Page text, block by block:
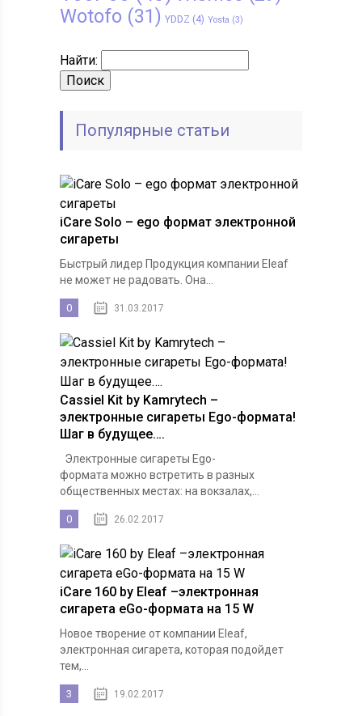
Wotofo (31) YDDZ (4) Yosta (3)
Найти:
Популярные статьи
iCare Solo – ego формат электронной
сигареты
Быстрый лидер Продукция компании Eleaf
не может не радовать. Она...
0 31.03.2017
Cassiel Kit by Kamrytech –
электронные сигареты Ego-формата!
Шаг в будущее….
Электронные сигареты Ego-
формата можно встретить в разных
общественных местах: на вокзалах,...
0 26.02.2017
iCare 160 by Eleaf –электронная
сигарета eGo-формата на 15 W
Новое творение от компании Eleaf,
электронная сигарета, которая подойдет
тем,...
3 19.02.2017